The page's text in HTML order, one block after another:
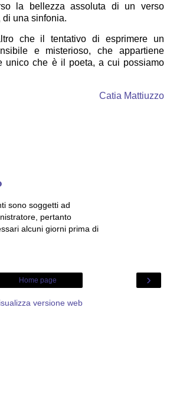
la bellezza assoluta di un verso
di una sinfonia.
che il tentativo di esprimere un
e misterioso, che appartiene
unico che è il poeta, a cui possiamo
Catia Mattiuzzo
sono soggetti ad
pertanto
alcuni giorni prima di
›
Home page
versione web